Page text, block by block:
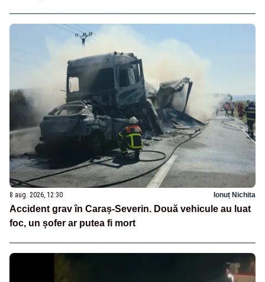
8 aug. 2026, 12:30 Ionuț Nichita
Accident grav în Caraș-Severin. Două vehicule au luat
foc, un șofer ar putea fi mort